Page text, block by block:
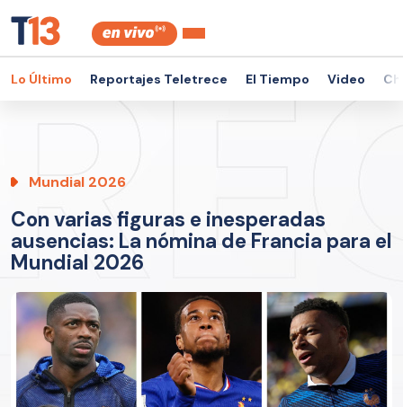
Lo Último Reportajes Teletrece El Tiempo Video
Mundial 2026
Con varias figuras e inesperadas
ausencias: La nómina de Francia para el
Mundial 2026